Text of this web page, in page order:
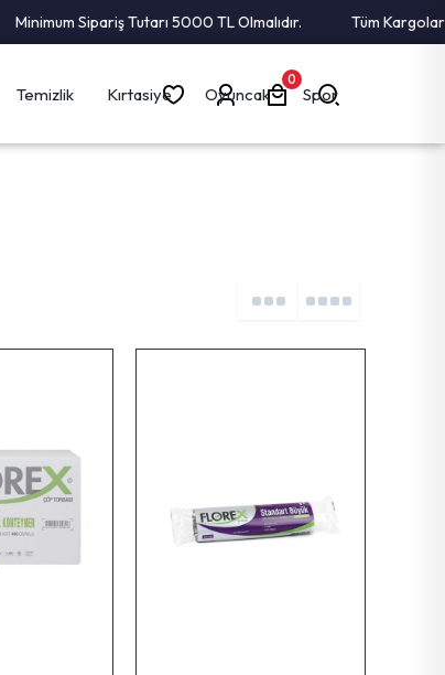
Minimum Sipariş Tutarı 5000 TL Olmalıdır. Tüm Kargolar
Temizlik Kırtasiye Oyuncak Spor
0